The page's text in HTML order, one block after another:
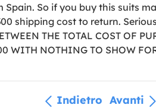
So if you buy this suits
shipping cost to return.
THE TOTAL COST OF
WITH NOTHING TO SHOW
Indietro Avanti